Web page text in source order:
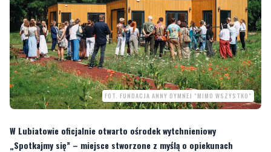
FOT. FUNDACJA ANNY DYMNEJ "MIMO WSZYSTKO"
W Lubiatowie oficjalnie otwarto ośrodek wytchnieniowy
„Spotkajmy się” – miejsce stworzone z myślą o opiekunach
domkach modułowych, zlokalizowanych tuż przy Warsztacie
Terapii Zajęciowej, bliscy podopiecznych mogą odpocząć, podczas